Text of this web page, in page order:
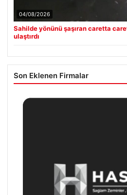
04/08/2026
Sahilde yönünü şaşıran caretta
ulaştırdı
Son Eklenen Firmalar